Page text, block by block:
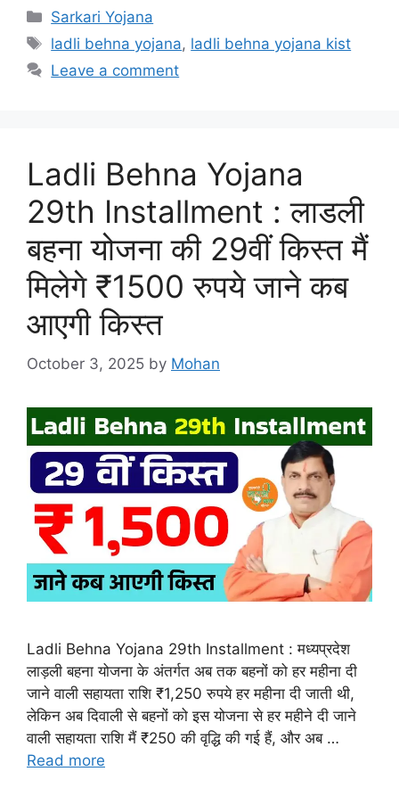
Categories
Sarkari Yojana
Tags
ladli behna yojana, ladli behna yojana kist
Leave a comment
Ladli Behna Yojana
29th Installment : लाडली
बहना योजना की 29वीं किस्त मैं
मिलेगे ₹1500 रुपये जाने कब
आएगी किस्त
October 3, 2025 by Mohan
Ladli Behna Yojana 29th Installment : मध्यप्रदेश
लाड़ली बहना योजना के अंतर्गत अब तक बहनों को हर महीना दी
जाने वाली सहायता राशि ₹1,250 रुपये हर महीना दी जाती थी,
लेकिन अब दिवाली से बहनों को इस योजना से हर महीने दी जाने
वाली सहायता राशि मैं ₹250 की वृद्धि की गई हैं, और अब …
Read more